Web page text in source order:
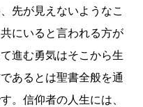
先が見えないようなこ
にいると言われる方が
進む勇気はそこから生
あるとは聖書全般を通
。信仰者の人生には、